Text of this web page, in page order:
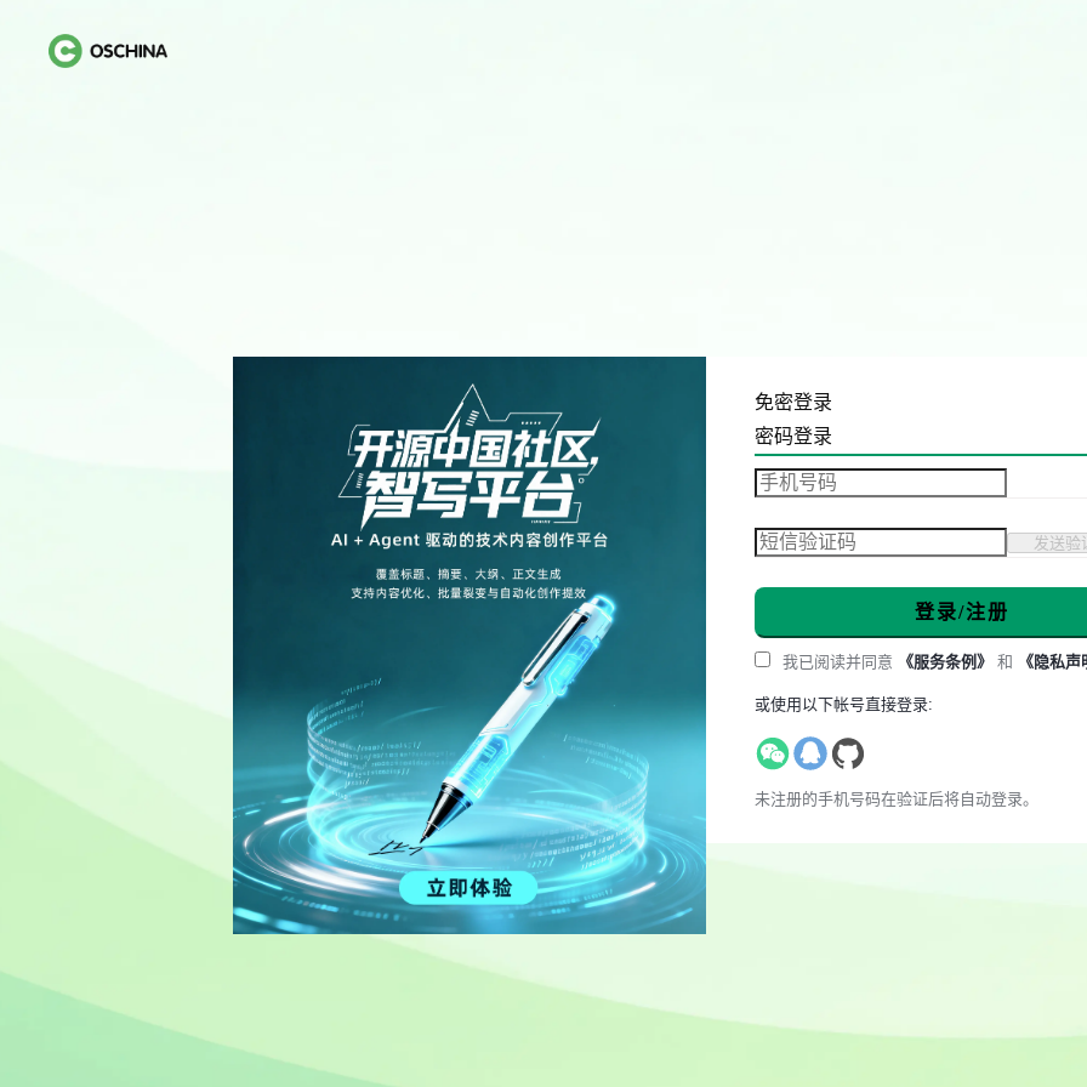
免密登录
密码登录
发送验
登录/注册
我已阅读并同意 《服务条例》 和 《隐私声
或使用以下帐号直接登录:
未注册的手机号码在验证后将自动登录。